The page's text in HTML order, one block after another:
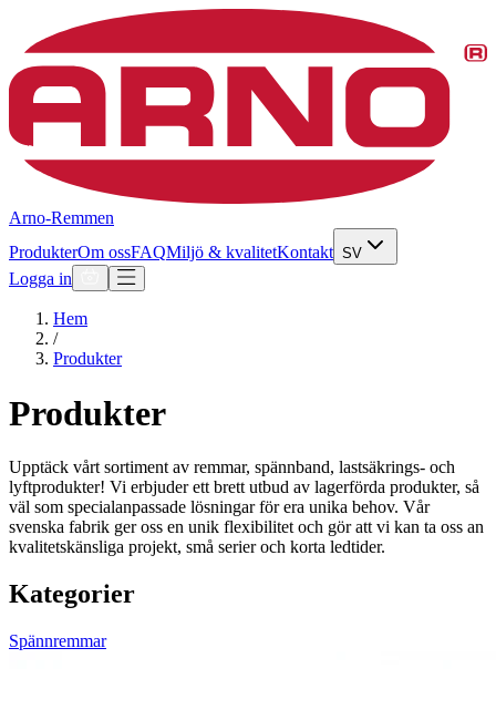
Arno-Remmen
ProdukterOm ossFAQMiljö & kvalitetKontakt SV
Logga in
Hem
/
Produkter
Produkter
Upptäck vårt sortiment av remmar, spännband, lastsäkrings- och
lyftprodukter! Vi erbjuder ett brett utbud av lagerförda produkter, så
väl som specialanpassade lösningar för era unika behov. Vår
svenska fabrik ger oss en unik flexibilitet och gör att vi kan ta oss an
kvalitetskänsliga projekt, små serier och korta ledtider.
Kategorier
Spännremmar